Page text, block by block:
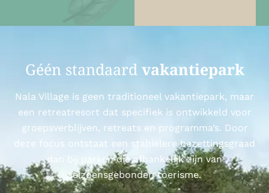
Géén standaard vakantiepark
Nala Village is geen traditioneel vakantiepark, maar
een retreatresort dat specifiek is ontwikkeld voor
groepsverblijven, retreats en programma’s. Door
deze focus ontstaat een stabielere bezettingsgraad
dan bij parken die afhankelijk zijn van
seizoensgebonden toerisme.